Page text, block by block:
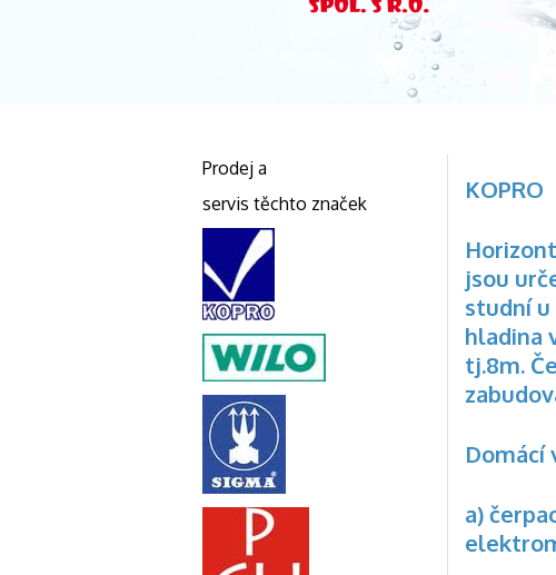
KOPRO
jsou
studní u
hladina
tj.8m.
Domácí
a)
Prodej a
servis těchto značek